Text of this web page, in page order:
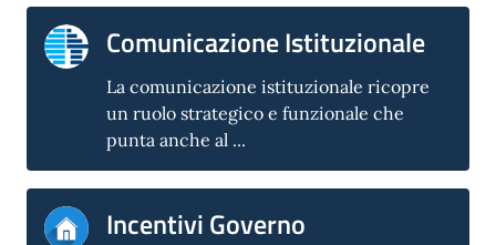
Comunicazione Istituzionale
La comunicazione istituzionale ricopre
un ruolo strategico e funzionale che
punta anche al ...
Incentivi Governo